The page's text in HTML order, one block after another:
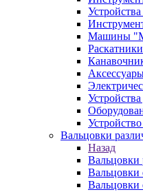
Машины
Раскатники
Вальцовки
Назад
Вальцовки
Вальцовки
Вальцовки